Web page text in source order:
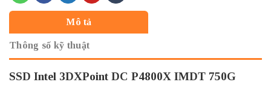
Mô tả
Thông số kỹ thuật
SSD Intel 3DXPoint DC P4800X IMDT 750G